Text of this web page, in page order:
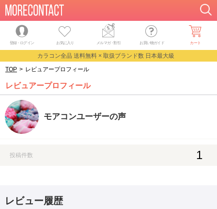
登録・ログイン お気に入り メルマガ・割引 お買い物ガイド カート
カラコン全品 送料無料 × 取扱ブランド数 日本最大級
TOP > レビュアープロフィール
レビュアープロフィール
モアコンユーザーの声
投稿件数 1
レビュー履歴